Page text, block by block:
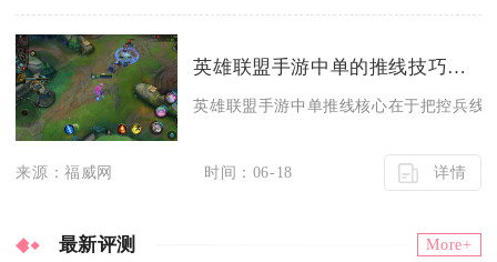
英雄联盟手游中单的推线技巧有哪些
英雄联盟手游中单推线核心在于把控兵线
来源：福威网 时间：06-18 详情
最新评测 More+